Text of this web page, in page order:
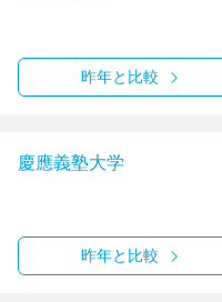
昨年と比較
慶應義塾大学
昨年と比較